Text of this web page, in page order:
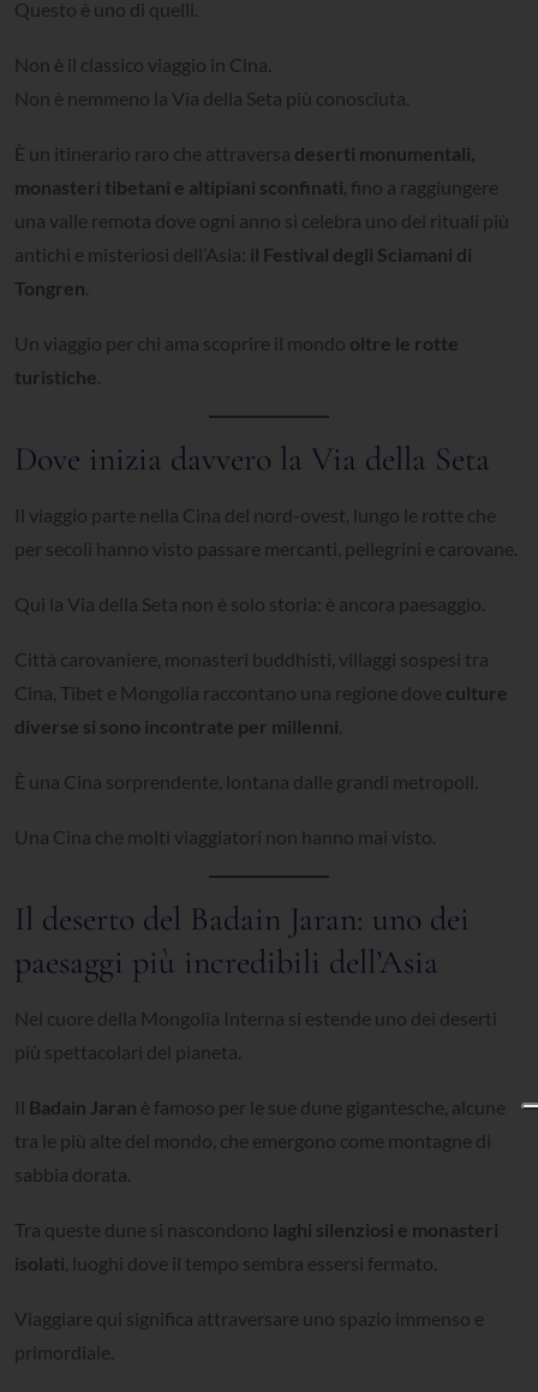
Questo è uno di quelli.
Non è il classico viaggio in Cina.
Non è nemmeno la Via della Seta più conosciuta.
È un itinerario raro che attraversa deserti monumentali,
monasteri tibetani e altipiani sconfinati , fino a raggiungere
una valle remota dove ogni anno si celebra uno dei rituali più
antichi e misteriosi dell’Asia: il Festival degli Sciamani di
Tongren.
Un viaggio per chi ama scoprire il mondo oltre le rotte
turistiche.
Dove inizia davvero la Via della Seta
Il viaggio parte nella Cina del nord-ovest, lungo le rotte che
per secoli hanno visto passare mercanti, pellegrini e carovane.
Qui la Via della Seta non è solo storia: è ancora paesaggio.
Città carovaniere, monasteri buddhisti, villaggi sospesi tra
Cina, Tibet e Mongolia raccontano una regione dove culture
diverse si sono incontrate per millenni.
È una Cina sorprendente, lontana dalle grandi metropoli.
Una Cina che molti viaggiatori non hanno mai visto.
Il deserto del Badain Jaran: uno dei
paesaggi più incredibili dell’Asia
Nel cuore della Mongolia Interna si estende uno dei deserti
più spettacolari del pianeta.
Il Badain Jaran è famoso per le sue dune gigantesche, alcune
tra le più alte del mondo, che emergono come montagne di
sabbia dorata.
Tra queste dune si nascondono laghi silenziosi e monasteri
isolati , luoghi dove il tempo sembra essersi fermato.
Viaggiare qui significa attraversare uno spazio immenso e
primordiale.